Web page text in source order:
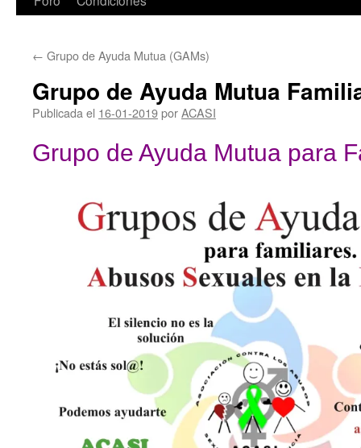
← Grupo de Ayuda Mutua (GAMs)
Grupo de Ayuda Mutua
Publicada el 16-01-2019porACASI
Grupo de Ayuda Mutua para